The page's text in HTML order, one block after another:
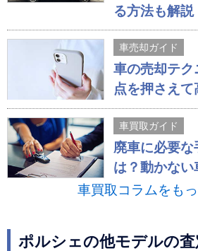
る方法も解説
車売却ガイド
車の売却テ
点を押さえて
車買取ガイド
廃車に必要な
は？動かな
車買取コラムをも
ポルシェの他モデルの査